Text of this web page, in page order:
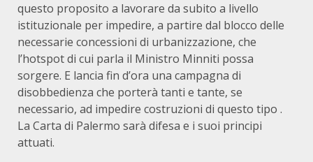
questo proposito a lavorare da subito a livello
istituzionale per impedire, a partire dal blocco delle
necessarie concessioni di urbanizzazione, che
l’hotspot di cui parla il Ministro Minniti possa
sorgere. E lancia fin d’ora una campagna di
disobbedienza che porterà tanti e tante, se
necessario, ad impedire costruzioni di questo tipo .
La Carta di Palermo sarà difesa e i suoi principi
attuati.